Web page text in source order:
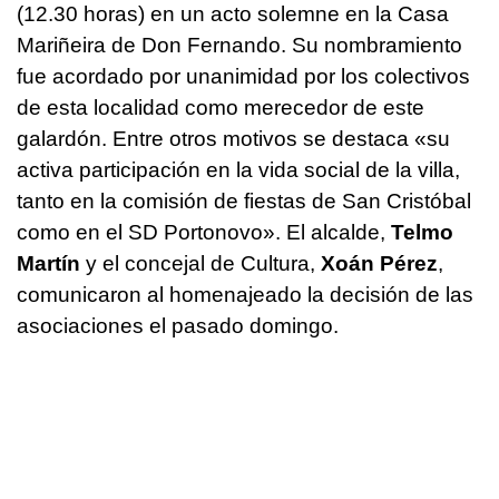
(12.30 horas) en un acto solemne en la Casa
Mariñeira de Don Fernando. Su nombramiento
fue acordado por unanimidad por los colectivos
de esta localidad como merecedor de este
galardón. Entre otros motivos se destaca «su
activa participación en la vida social de la villa,
tanto en la comisión de fiestas de San Cristóbal
como en el SD Portonovo». El alcalde, Telmo
Martín y el concejal de Cultura, Xoán Pérez,
comunicaron al homenajeado la decisión de las
asociaciones el pasado domingo.